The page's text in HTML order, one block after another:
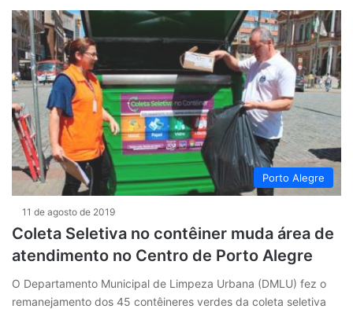
Porto Alegre
11 de agosto de 2019
Coleta Seletiva no contêiner muda área de
atendimento no Centro de Porto Alegre
O Departamento Municipal de Limpeza Urbana (DMLU) fez o
remanejamento dos 45 contêineres verdes da coleta seletiva